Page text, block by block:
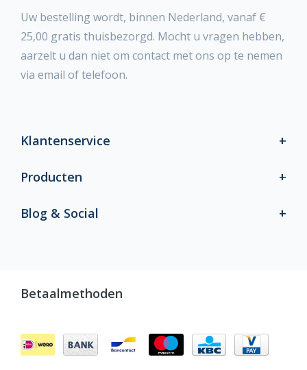
Uw bestelling wordt, binnen Nederland, vanaf €
25,00 gratis thuisbezorgd. Mocht u vragen hebben,
aarzelt u dan niet om contact met ons op te nemen
via email of telefoon.
Klantenservice
Producten
Blog & Social
Betaalmethoden